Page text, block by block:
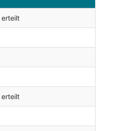
erteilt
erteilt